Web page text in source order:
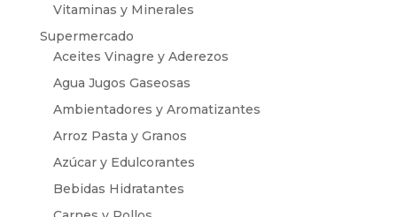
Vitaminas y Minerales
Supermercado
Aceites Vinagre y Aderezos
Agua Jugos Gaseosas
Ambientadores y Aromatizantes
Arroz Pasta y Granos
Azúcar y Edulcorantes
Bebidas Hidratantes